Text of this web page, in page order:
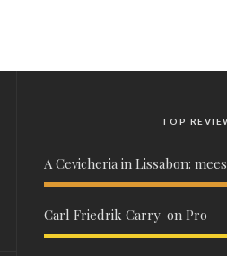
TOP
A Cevicheria in Lissabon:
Carl Friedrik Carry-on Pro